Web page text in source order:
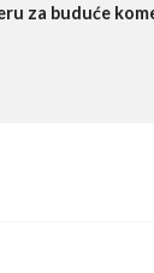
za buduće